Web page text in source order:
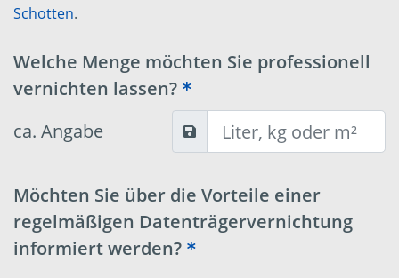
Schotten.
Welche Menge möchten Sie professionell
vernichten lassen?
ca. Angabe
Möchten Sie über die Vorteile einer
regelmäßigen Datenträgervernichtung
informiert werden?